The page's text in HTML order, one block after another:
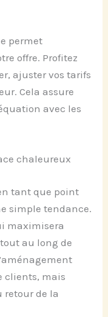
permet
offre. Profitez
ajuster vos tarifs
Cela assure
avec les
chaleureux
tant que point
simple tendance.
maximisera
au long de
clients, mais
retour de la